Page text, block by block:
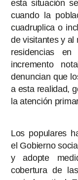
esta situación
cuando la
cuadruplica o
de visitantes y al
residencias
incremento
denuncian que
a esta realidad,
la atención
Los populares
el Gobierno
y adopte
cobertura de